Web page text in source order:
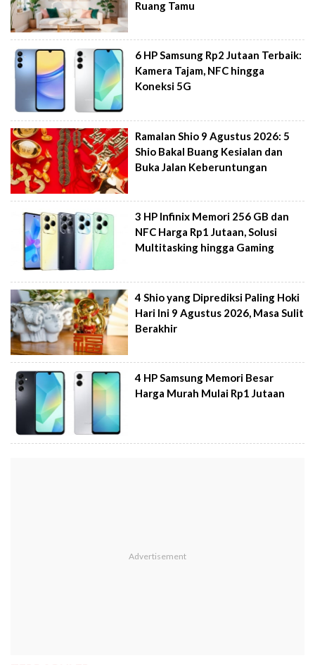
Ruang Tamu
6 HP Samsung Rp2 Jutaan Terbaik:
Kamera Tajam, NFC hingga
Koneksi 5G
Ramalan Shio 9 Agustus 2026: 5
Shio Bakal Buang Kesialan dan
Buka Jalan Keberuntungan
3 HP Infinix Memori 256 GB dan
NFC Harga Rp1 Jutaan, Solusi
Multitasking hingga Gaming
4 Shio yang Diprediksi Paling Hoki
Hari Ini 9 Agustus 2026, Masa Sulit
Berakhir
4 HP Samsung Memori Besar
Harga Murah Mulai Rp1 Jutaan